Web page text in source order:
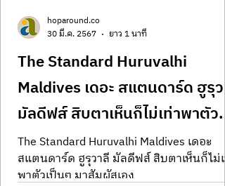
The Standard Huruvalhi
Maldives เดอะ สแตนดาร์ด ฮูรุวา
มัลดีฟส์ สิบตาเห็นก็ไม่เท่าพาตัว
เป็นๆ มาสัมผัสเอง
The Standard Huruvalhi Maldives เดอะ
สแตนดาร์ด ฮูรุวาลี มัลดีฟส์ สิบตาเห็นก็ไม่เท่
พาตัวเป็นๆ มาสัมผัสเอง
hoparound.co
30 มี.ค. 2567
ยาว 1 นาที